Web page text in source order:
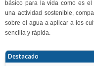
básico para la vida como es
una actividad sostenible,
sobre el agua a aplicar a los
sencilla y rápida.
Destacado